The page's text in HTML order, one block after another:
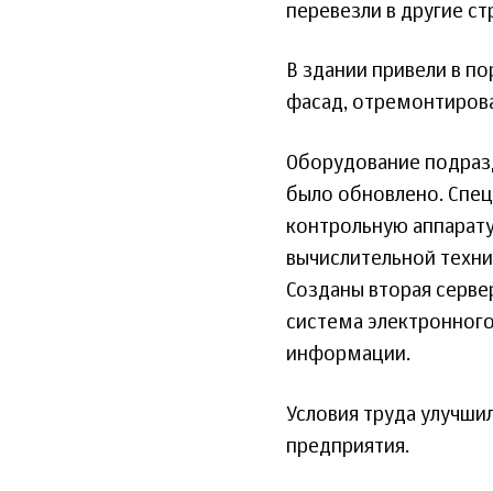
перевезли в другие
В здании привели в
фасад,
Оборудование
было обновлено.
контрольную
вычислительной
Созданы вторая
система
информации.
Условия труда
предприятия.